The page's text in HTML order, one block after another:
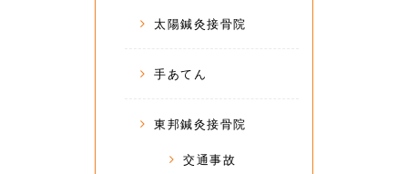
太陽鍼灸接骨院
手あてん
東邦鍼灸接骨院
交通事故